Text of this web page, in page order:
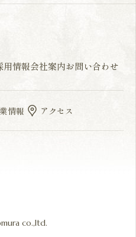
用情報会社案内お問い合わせ
情報 アクセス
co.,ltd.